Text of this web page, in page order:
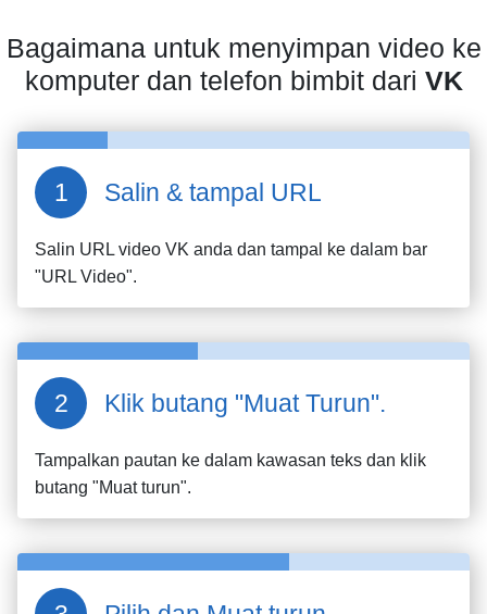
Bagaimana untuk menyimpan video ke
komputer dan telefon bimbit dari VK
Salin & tampal URL
Salin URL video VK anda dan tampal ke dalam bar
"URL Video".
Klik butang "Muat Turun".
Tampalkan pautan ke dalam kawasan teks dan klik
butang "Muat turun".